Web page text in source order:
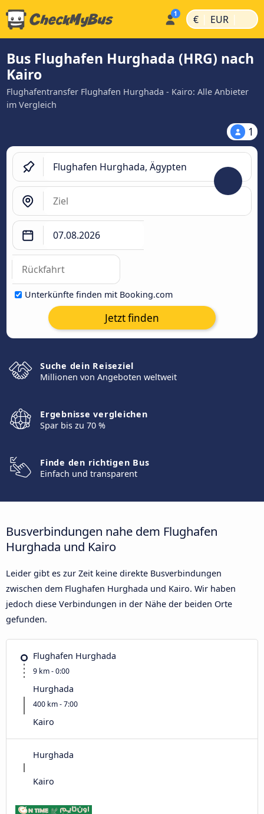
€ | EUR |
Bus Flughafen Hurghada (HRG) nach
Kairo
Flughafentransfer Flughafen Hurghada - Kairo: Alle Anbieter
im Vergleich
1
Unterkünfte finden mit Booking.com
Jetzt finden
Suche dein Reiseziel
Millionen von Angeboten weltweit
Ergebnisse vergleichen
Spar bis zu 70 %
Finde den richtigen Bus
Einfach und transparent
Busverbindungen nahe dem Flughafen
Hurghada und Kairo
Leider gibt es zur Zeit keine direkte Busverbindungen
zwischen dem Flughafen Hurghada und Kairo. Wir haben
jedoch diese Verbindungen in der Nähe der beiden Orte
gefunden.
Flughafen Hurghada
9 km - 0:00
Hurghada
400 km - 7:00
Kairo
Hurghada
Kairo